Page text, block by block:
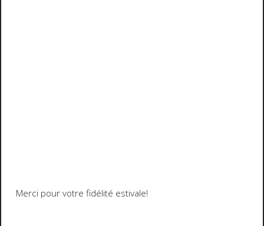
Merci pour votre fidélité estivale!